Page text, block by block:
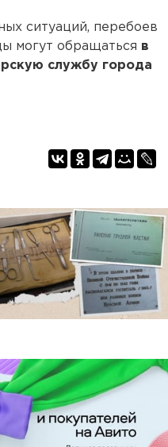
ситуаций, перебоев
могут обращаться в
службу города